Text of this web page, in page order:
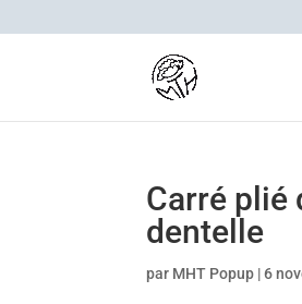
Carré plié
dentelle
par MHT Popup |6